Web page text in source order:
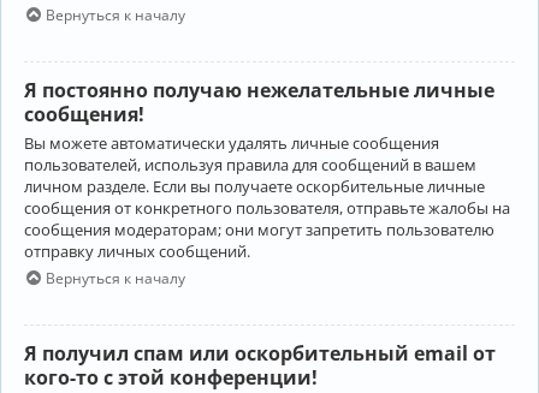
Вернуться к началу
Я постоянно получаю нежелательные личные
сообщения!
Вы можете автоматически удалять личные сообщения
пользователей, используя правила для сообщений в вашем
личном разделе. Если вы получаете оскорбительные личные
сообщения от конкретного пользователя, отправьте жалобы на
сообщения модераторам; они могут запретить пользователю
отправку личных сообщений.
Вернуться к началу
Я получил спам или оскорбительный email от
кого-то с этой конференции!